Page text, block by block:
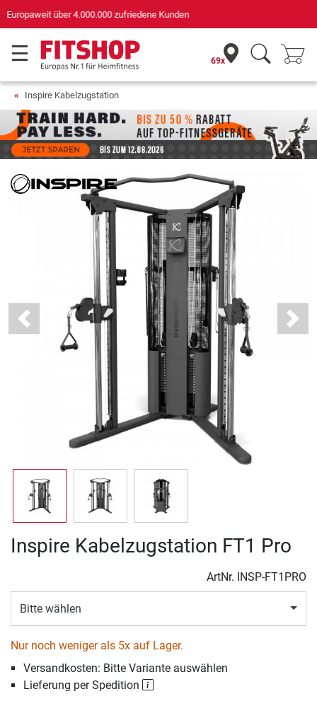
für Sportgeräte (n-tv+DISQ 2016-2024)
69x
Inspire Kabelzugstation
Previous Next
Inspire Kabelzugstation FT1 Pro
ArtNr. INSP-FT1PRO
Bitte wählen
Nur noch weniger als 5x auf Lager.
Versandkosten: Bitte Variante auswählen
Lieferung per Spedition